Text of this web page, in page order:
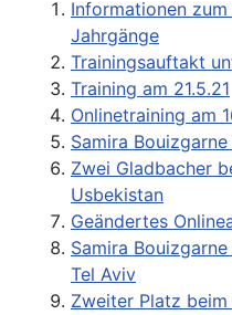
Informationen
Jahrgänge
Trainingsauftakt
Training am 21.5.21
Onlinetraining am
Samira
Zwei Gladbacher
Usbekistan
Geändertes
Samira
Tel Aviv
Zweiter Platz